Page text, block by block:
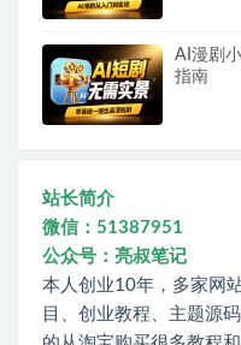
AI漫剧
指南
站长简介
微信：51387951
公众号：亮叔笔记
本人创业10年，多家网
目、创业教程、主题源